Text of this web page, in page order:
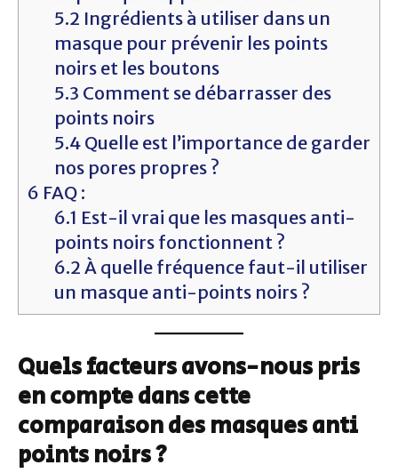
5.2 Ingrédients à utiliser dans un
masque pour prévenir les points
noirs et les boutons
5.3 Comment se débarrasser des
points noirs
5.4 Quelle est l’importance de garder
nos pores propres ?
6 FAQ :
6.1 Est-il vrai que les masques anti-
points noirs fonctionnent ?
6.2 À quelle fréquence faut-il utiliser
un masque anti-points noirs ?
Quels facteurs avons-nous pris
en compte dans cette
comparaison des masques anti
points noirs ?